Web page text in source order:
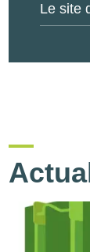
Le site